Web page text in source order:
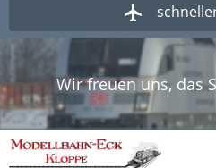
Wir freuen uns, das
Herzlich
Modellbahn -
Wir freuen uns, das
Herzlich
Modellbahn -